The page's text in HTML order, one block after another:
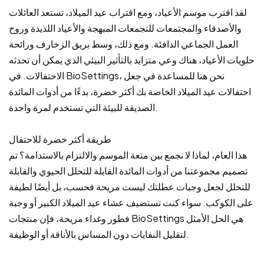
لقد اقترب موسم الأعياد، ومع اقتراب عيد الميلاد، تستعد العائلات
والأصدقاء والمجتمعات للتجمعات المبهجة والأعياد اللذيذة وروح
العمل الجماعي الدافئة. ومع ذلك، وسط بريق الزخارف ورائحة
حلويات الأعياد، هناك وعي متزايد بالتأثير البيئي الذي يمكن أن تحدثه
الاحتفالات. في BioSettings، نحن هنا للمساعدة في جعل
احتفالات عيد الميلاد الخاصة بك أكثر خضرة، بدءًا من أدوات المائدة
الصديقة للبيئة التي تستخدم لمرة واحدة.
طريقة أكثر خضرة للاحتفال
هذا العام، لماذا لا نجمع بين متعة الموسم والالتزام بالاستدامة؟ تم
تصميم مجموعتنا من أدوات المائدة القابلة للتحلل الحيوي والقابلة
للتحلل لجعل وجبات عطلتك ليست مريحة فحسب، بل أيضًا لطيفة
على الكوكب. سواء كنت تستضيف عشاء عيد الميلاد الكبير أو وجبة
فطور وغداء مريحة، فإن منتجات BioSettings هي الحل الأمثل
لتقليل النفايات دون المساس بالأناقة أو الوظيفة.